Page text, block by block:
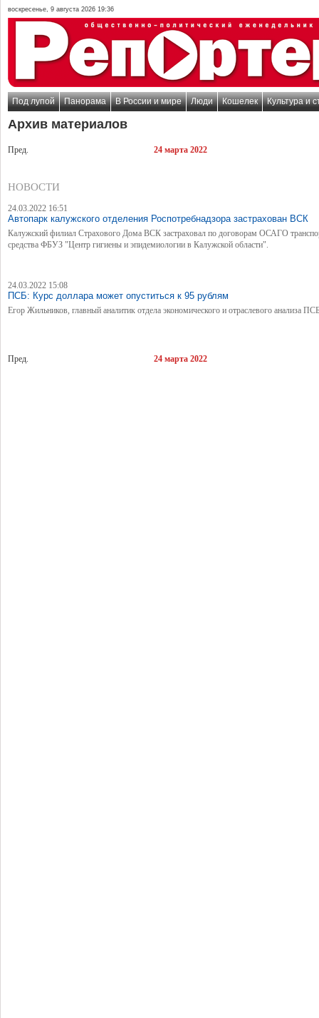
воскресенье, 9 августа 2026 19:36
Под лупой Панорама В России и мире Люди Кошелек Культура и
Архив материалов
Пред. 24 марта 2022
НОВОСТИ
24.03.2022 16:51
Автопарк калужского отделения Роспотребнадзора застрахован ВСК
Калужский филиал Страхового Дома ВСК застраховал по договорам ОСАГО
средства ФБУЗ "Центр гигиены и эпидемиологии в Калужской области".
24.03.2022 15:08
ПСБ: Курс доллара может опуститься к 95 рублям
Егор Жильников, главный аналитик отдела экономического и отраслевого анализа
Пред. 24 марта 2022